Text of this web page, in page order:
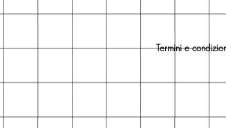
Termini e
Libri, libreria,